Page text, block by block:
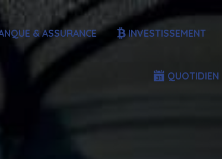
& ASSURANCE INVESTISSEMENT
QUOTIDIEN